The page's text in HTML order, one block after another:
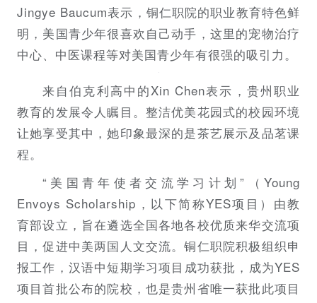
Jingye Baucum表示，铜仁职院的职业教育特色鲜
明，美国青少年很喜欢自己动手，这里的宠物治疗
中心、中医课程等对美国青少年有很强的吸引力。
来自伯克利高中的Xin Chen表示，贵州职业
教育的发展令人瞩目。整洁优美花园式的校园环境
让她享受其中，她印象最深的是茶艺展示及品茗课
程。
“美国青年使者交流学习计划”（Young
Envoys Scholarship，以下简称YES项目）由教
育部设立，旨在遴选全国各地各校优质来华交流项
目，促进中美两国人文交流。铜仁职院积极组织申
报工作，汉语中短期学习项目成功获批，成为YES
项目首批公布的院校，也是贵州省唯一获批此项目